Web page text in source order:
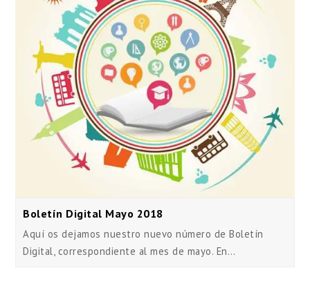
Boletín Digital Mayo 2018
Aquí os dejamos nuestro nuevo número de Boletín
Digital, correspondiente al mes de mayo. En…